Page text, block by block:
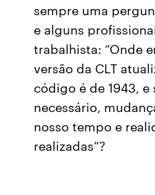
sempre uma
e alguns
trabalhista: “Onde
versão da CLT
código é de 1943,
necessário,
nosso tempo e
realizadas”?